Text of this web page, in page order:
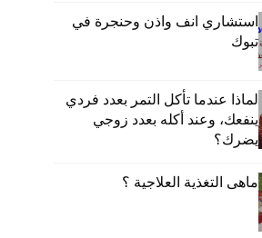
استشاري انف واذن وحنجرة في
تبوك
لماذا عندما تأكل التمر بعدد فردي
ينفعك، وعند أكله بعدد زوجي
يضرك؟
ماهى التغذية العلاجية ؟